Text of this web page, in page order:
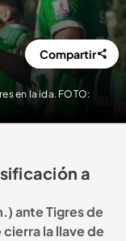
en la ida. FOTO:
Compartir
a
ante Tigres de
cierra la llave de